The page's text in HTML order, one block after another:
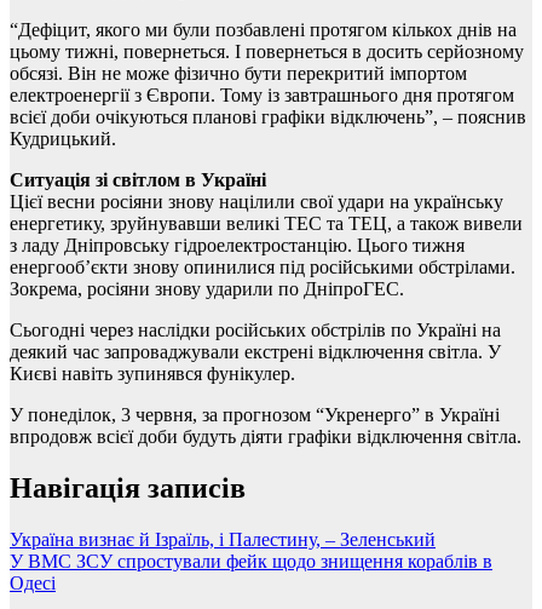
“Дефіцит, якого ми були позбавлені протягом кількох днів на
цьому тижні, повернеться. І повернеться в досить серйозному
обсязі. Він не може фізично бути перекритий імпортом
електроенергії з Європи. Тому із завтрашнього дня протягом
всієї доби очікуються планові графіки відключень”, – пояснив
Кудрицький.
Ситуація зі світлом в Україні
Цієї весни росіяни знову націлили свої удари на українську
енергетику, зруйнувавши великі ТЕС та ТЕЦ, а також вивели
з ладу Дніпровську гідроелектростанцію. Цього тижня
енергооб’єкти знову опинилися під російськими обстрілами.
Зокрема, росіяни знову ударили по ДніпроГЕС.
Сьогодні через наслідки російських обстрілів по Україні на
деякий час запроваджували екстрені відключення світла. У
Києві навіть зупинявся фунікулер.
У понеділок, 3 червня, за прогнозом “Укренерго” в Україні
впродовж всієї доби будуть діяти графіки відключення світла.
Навігація записів
Україна визнає й Ізраїль, і Палестину, – Зеленський
У ВМС ЗСУ спростували фейк щодо знищення кораблів в
Одесі